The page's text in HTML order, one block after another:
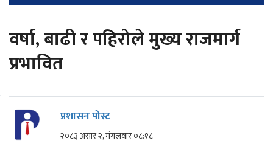
वर्षा, बाढी र पहिरोले मुख्य राजमार्ग
प्रभावित
प्रशासन पोस्ट
२०८३ असार २, मंगलवार ०८:१८